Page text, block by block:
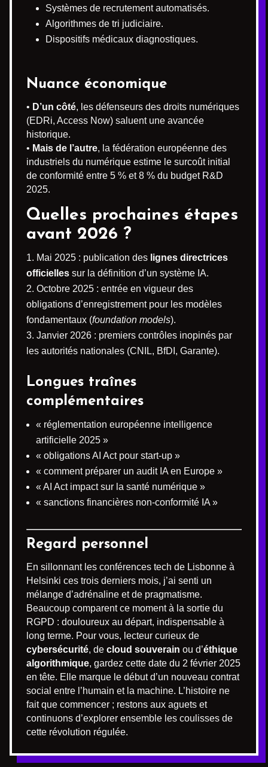
Systèmes de recrutement automatisés.
Algorithmes de tri judiciaire.
Dispositifs médicaux diagnostiques.
Nuance économique
• D’un côté, les défenseurs des droits numériques
(EDRi, Access Now) saluent une avancée
historique.
• Mais de l’autre, la fédération européenne des
industriels du numérique estime le surcoût initial
de conformité entre 5 % et 8 % du budget R&D
2025.
Quelles prochaines étapes
avant 2026 ?
Mai 2025 : publication des lignes directrices
officielles sur la définition d’un système IA.
Octobre 2025 : entrée en vigueur des
obligations d’enregistrement pour les modèles
fondamentaux (foundation models).
Janvier 2026 : premiers contrôles inopinés par
les autorités nationales (CNIL, BfDI, Garante).
Longues traînes
complémentaires
« réglementation européenne intelligence
artificielle 2025 »
« obligations AI Act pour start-up »
« comment préparer un audit IA en Europe »
« AI Act impact sur la santé numérique »
« sanctions financières non-conformité IA »
Regard personnel
En sillonnant les conférences tech de Lisbonne à
Helsinki ces trois derniers mois, j’ai senti un
mélange d’adrénaline et de pragmatisme.
Beaucoup comparent ce moment à la sortie du
RGPD : douloureux au départ, indispensable à
long terme. Pour vous, lecteur curieux de
cybersécurité, de cloud souverain ou d’éthique
algorithmique, gardez cette date du 2 février 2025
en tête. Elle marque le début d’un nouveau contrat
social entre l’humain et la machine. L’histoire ne
fait que commencer ; restons aux aguets et
continuons d’explorer ensemble les coulisses de
cette révolution régulée.